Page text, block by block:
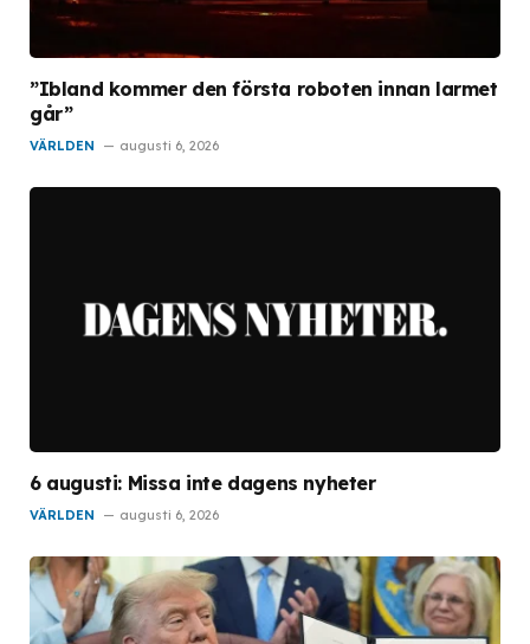
”Ibland kommer den första roboten innan larmet
går”
VÄRLDEN augusti 6, 2026
6 augusti: Missa inte dagens nyheter
VÄRLDEN augusti 6, 2026